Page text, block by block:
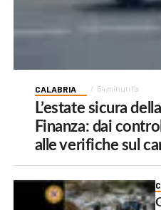
CALABRIA 54 minuti fa
L’estate sicura
Finanza: dai
alle verifiche sul